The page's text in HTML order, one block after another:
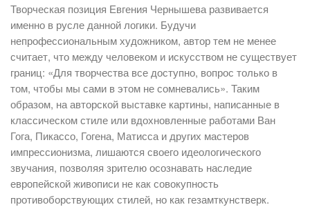
Творческая позиция Евгения Чернышева развивается
именно в русле данной логики. Будучи
непрофессиональным художником, автор тем не менее
считает, что между человеком и искусством не существует
границ: «Для творчества все доступно, вопрос только в
том, чтобы мы сами в этом не сомневались». Таким
образом, на авторской выставке картины, написанные в
классическом стиле или вдохновленные работами Ван
Гога, Пикассо, Гогена, Матисса и других мастеров
импрессионизма, лишаются своего идеологического
звучания, позволяя зрителю осознавать наследие
европейской живописи не как совокупность
противоборствующих стилей, но как гезамткунстверк.